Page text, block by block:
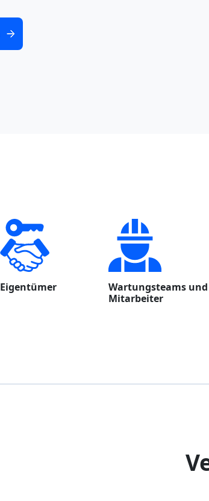
Eigentümer
Wartungsteams und
Mitarbeiter